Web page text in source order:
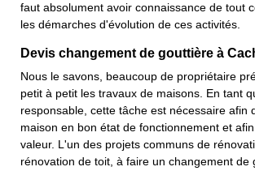
faut absolument avoir connaissance de tout
les démarches d'évolution de ces activités.
Devis changement de gouttière à
Nous le savons, beaucoup de propriétaire
petit à petit les travaux de maisons. En tant
responsable, cette tâche est nécessaire afin
maison en bon état de fonctionnement et
valeur. L'un des projets communs de
rénovation de toit, à faire un changement de